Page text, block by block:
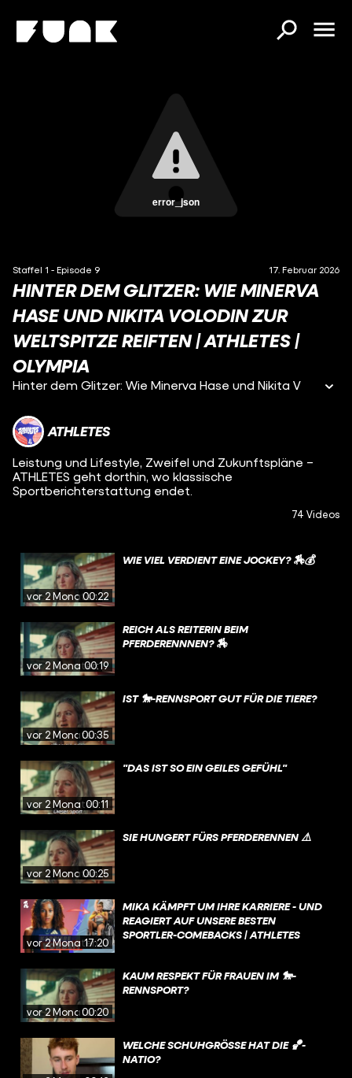
error_json
Staffel 1 - Episode 9 17. Februar 2026
HINTER DEM GLITZER: WIE MINERVA
HASE UND NIKITA VOLODIN ZUR
WELTSPITZE REIFTEN | ATHLETES |
OLYMPIA
Hinter dem Glitzer: Wie Minerva Hase und Nikita V
ATHLETES
Leistung und Lifestyle, Zweifel und Zukunftspläne –
ATHLETES geht dorthin, wo klassische
Sportberichterstattung endet.
74 Videos
vor 2 Monaten
00:22
WIE VIEL VERDIENT EINE JOCKEY? 🏇💰
vor 2 Monaten
00:19
REICH ALS REITERIN BEIM
PFERDERENNNEN? 🏇
vor 2 Monaten
00:35
IST 🐎-RENNSPORT GUT FÜR DIE TIERE?
vor 2 Monaten00:11
"DAS IST SO EIN GEILES GEFÜHL"
vor 2 Monaten
00:25
SIE HUNGERT FÜRS PFERDERENNEN ⚠️
vor 2 Monaten
17:20
MIKA KÄMPFT UM IHRE KARRIERE - UND
REAGIERT AUF UNSERE BESTEN
SPORTLER-COMEBACKS | ATHLETES
vor 2 Monaten
00:20
KAUM RESPEKT FÜR FRAUEN IM 🐎-
RENNSPORT?
WELCHE SCHUHGRÖSSE HAT DIE 🏀-N
ATIO?